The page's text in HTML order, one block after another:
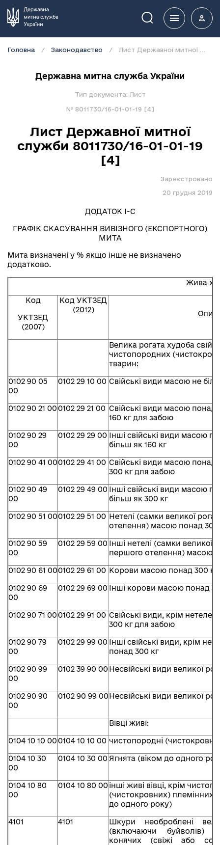
Пошук
Головна Законодавство
Державна митна служба України
Тип документа: Лист
№ 8011730/16-01-01-19 [4]
Лист Державної митної
служби 8011730/16-01-01-19
[4]
Зареєстровано
20 грудня 2019
ДОДАТОК I-C
ГРАФІК СКАСУВАННЯ ВИВІЗНОГО (ЕКСПОРТНОГО)
МИТА
Мита визначені у % якщо інше не визначено
додатково.
Жива
Код
УКТЗЕД
(2007)
Код УКТЗЕД
(2012)
Опис
Велика рогата худоба
чистопородних
тварин:
0102 90 05
00
0102 29 10 00 Свійські види масою не
0102 90 21 000102 29 21 00 Свійські види масою понад
160 кг для забою
0102 90 29
00
0102 29 29 00 Інші свійські види масою
більш як 160 кг
0102 90 41 000102 29 41 00 Свійські види масою понад
300 кг для забою
0102 90 49
00
0102 29 49 00 Інші свійські види масою
більш як 300 кг
0102 90 51 000102 29 51 00 Нетелі (самки великої
отелення) масою понад 300
0102 90 59
00
0102 29 59 00 Інші нетелі (самки великої
першого отелення) масою
0102 90 61 000102 29 61 00 Корови масою понад 300
0102 90 69
00
0102 29 69 00 Інші корови масою понад
0102 90 71 000102 29 91 00 Свійські види, крім
300 кг для забою
0102 90 79
00
0102 29 99 00 Інші свійські види, крім
понад 300 кг
0102 90 99
00
0102 39 90 00 Несвійські види великої
0102 90 90
00
0102 90 99 00Несвійські види великої
Вівці живі:
0104 10 10 000104 10 10 00 чистопородні
0104 10 30
00
0104 10 30 00 Ягнята (віком до одного
0104 10 80
00
0104 10 80 00 інші живі вівці, крім
(чистокровних) племінних
до одного року)
4101 4101
Шкури необроблені
(включаючи буйволів)
конячих (свіжі або